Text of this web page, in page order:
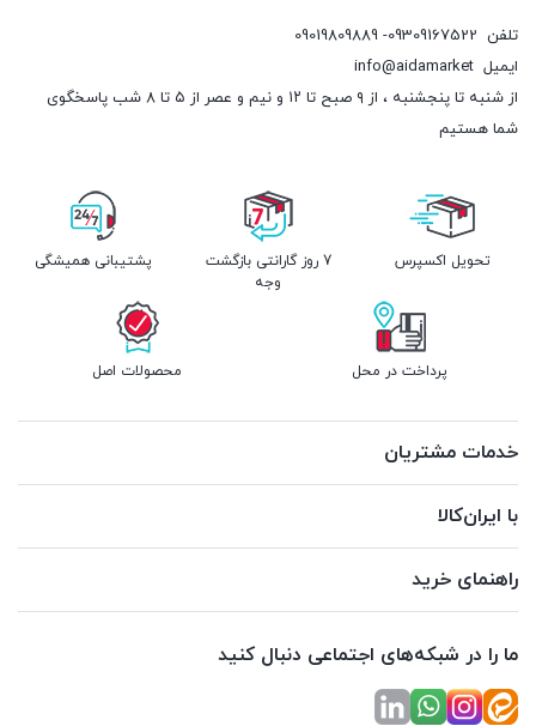
تلفن 09309167522- 09019809889
ایمیل info@aidamarket
از شنبه تا پنجشنبه ، از ۹ صبح تا ۱۲ و نیم و عصر از ۵ تا ۸ شب پاسخگوی
شما هستیم
تحویل اکسپرس
7 روز گارانتی بازگشت
وجه
پشتیبانی همیشگی
پرداخت در محل محصولات اصل
خدمات مشتریان
با ایران‌کالا
راهنمای خرید
ما را در شبکه‌های اجتماعی دنبال کنید